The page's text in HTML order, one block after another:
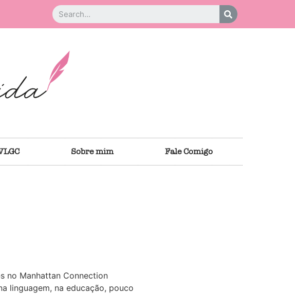
Sobre mim Fale Comigo
no Manhattan Connection
linguagem, na educação, pouco